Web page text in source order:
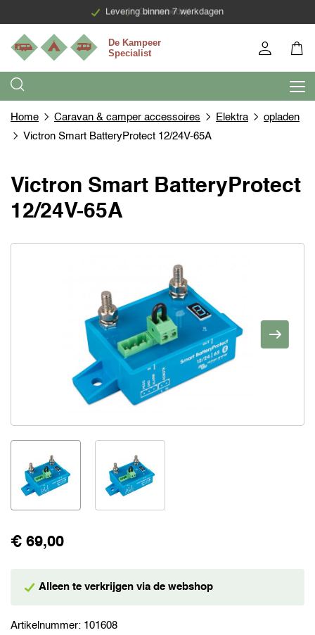
Groen bedrijf
Levering binnen 7 werkdagen
Home Caravan & camper accessoires Elektra
opladen
Victron Smart BatteryProtect 12/24V-65A
Victron Smart BatteryProtect
12/24V-65A
€ 69,00
Alleen te verkrijgen via de webshop
Artikelnummer: 101608